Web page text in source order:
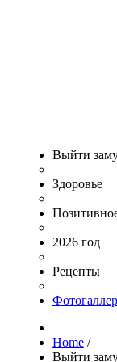
Выйти
Здоровье
2026 год
Рецепты
Home /
Выйти